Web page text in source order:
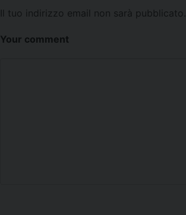
Il tuo indirizzo email non sarà pubblicato.
Your comment